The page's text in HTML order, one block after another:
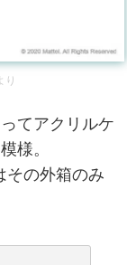
り
てアクリルケ
様。
その外箱のみ